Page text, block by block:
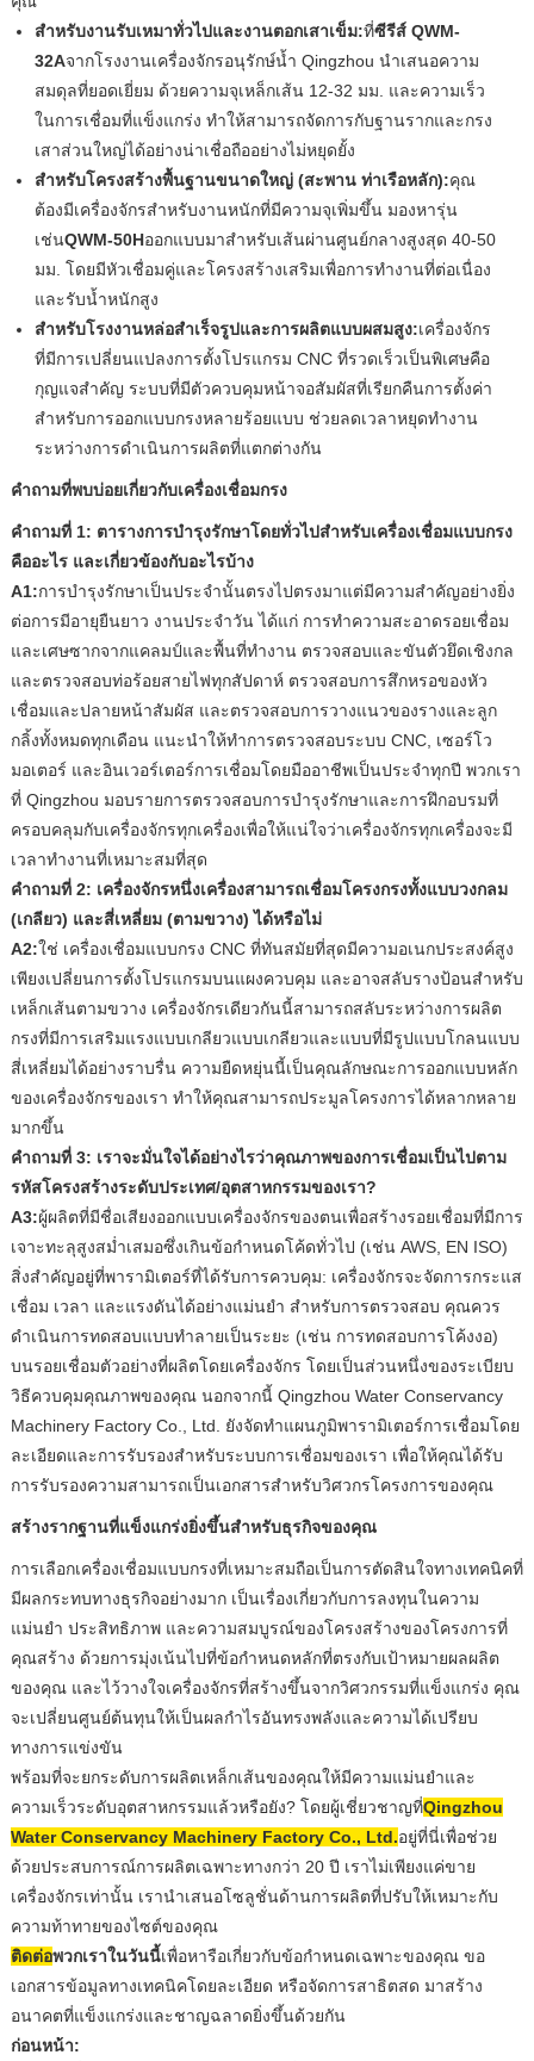
สำหรับงานรับเหมาทั่วไปและงานตอกเสาเข็ม:ที่ซีรีส์ QWM-
32Aจากโรงงานเครื่องจักรอนุรักษ์น้ำ Qingzhou นำเสนอความ
สมดุลที่ยอดเยี่ยม ด้วยความจุเหล็กเส้น 12-32 มม. และความเร็ว
ในการเชื่อมที่แข็งแกร่ง ทำให้สามารถจัดการกับฐานรากและกรง
เสาส่วนใหญ่ได้อย่างน่าเชื่อถืออย่างไม่หยุดยั้ง
สำหรับโครงสร้างพื้นฐานขนาดใหญ่ (สะพาน ท่าเรือหลัก):คุณ
ต้องมีเครื่องจักรสำหรับงานหนักที่มีความจุเพิ่มขึ้น มองหารุ่น
เช่นQWM-50Hออกแบบมาสำหรับเส้นผ่านศูนย์กลางสูงสุด 40-50
มม. โดยมีหัวเชื่อมคู่และโครงสร้างเสริมเพื่อการทำงานที่ต่อเนื่อง
และรับน้ำหนักสูง
สำหรับโรงงานหล่อสำเร็จรูปและการผลิตแบบผสมสูง:เครื่องจักร
ที่มีการเปลี่ยนแปลงการตั้งโปรแกรม CNC ที่รวดเร็วเป็นพิเศษคือ
กุญแจสำคัญ ระบบที่มีตัวควบคุมหน้าจอสัมผัสที่เรียกคืนการตั้งค่า
สำหรับการออกแบบกรงหลายร้อยแบบ ช่วยลดเวลาหยุดทำงาน
ระหว่างการดำเนินการผลิตที่แตกต่างกัน
คำถามที่พบบ่อยเกี่ยวกับเครื่องเชื่อมกรง
คำถามที่ 1: ตารางการบำรุงรักษาโดยทั่วไปสำหรับเครื่องเชื่อมแบบกรง
คืออะไร และเกี่ยวข้องกับอะไรบ้าง
A1:การบำรุงรักษาเป็นประจำนั้นตรงไปตรงมาแต่มีความสำคัญอย่างยิ่ง
ต่อการมีอายุยืนยาว งานประจำวัน ได้แก่ การทำความสะอาดรอยเชื่อม
และเศษซากจากแคลมป์และพื้นที่ทำงาน ตรวจสอบและขันตัวยึดเชิงกล
และตรวจสอบท่อร้อยสายไฟทุกสัปดาห์ ตรวจสอบการสึกหรอของหัว
เชื่อมและปลายหน้าสัมผัส และตรวจสอบการวางแนวของรางและลูก
กลิ้งทั้งหมดทุกเดือน แนะนำให้ทำการตรวจสอบระบบ CNC, เซอร์โว
มอเตอร์ และอินเวอร์เตอร์การเชื่อมโดยมืออาชีพเป็นประจำทุกปี พวกเรา
ที่ Qingzhou มอบรายการตรวจสอบการบำรุงรักษาและการฝึกอบรมที่
ครอบคลุมกับเครื่องจักรทุกเครื่องเพื่อให้แน่ใจว่าเครื่องจักรทุกเครื่องจะมี
เวลาทำงานที่เหมาะสมที่สุด
คำถามที่ 2: เครื่องจักรหนึ่งเครื่องสามารถเชื่อมโครงกรงทั้งแบบวงกลม
(เกลียว) และสี่เหลี่ยม (ตามขวาง) ได้หรือไม่
A2:ใช่ เครื่องเชื่อมแบบกรง CNC ที่ทันสมัยที่สุดมีความอเนกประสงค์สูง
เพียงเปลี่ยนการตั้งโปรแกรมบนแผงควบคุม และอาจสลับรางป้อนสำหรับ
เหล็กเส้นตามขวาง เครื่องจักรเดียวกันนี้สามารถสลับระหว่างการผลิต
กรงที่มีการเสริมแรงแบบเกลียวแบบเกลียวและแบบที่มีรูปแบบโกลนแบบ
สี่เหลี่ยมได้อย่างราบรื่น ความยืดหยุ่นนี้เป็นคุณลักษณะการออกแบบหลัก
ของเครื่องจักรของเรา ทำให้คุณสามารถประมูลโครงการได้หลากหลาย
มากขึ้น
คำถามที่ 3: เราจะมั่นใจได้อย่างไรว่าคุณภาพของการเชื่อมเป็นไปตาม
รหัสโครงสร้างระดับประเทศ/อุตสาหกรรมของเรา?
A3:ผู้ผลิตที่มีชื่อเสียงออกแบบเครื่องจักรของตนเพื่อสร้างรอยเชื่อมที่มีการ
เจาะทะลุสูงสม่ำเสมอซึ่งเกินข้อกำหนดโค้ดทั่วไป (เช่น AWS, EN ISO)
สิ่งสำคัญอยู่ที่พารามิเตอร์ที่ได้รับการควบคุม: เครื่องจักรจะจัดการกระแส
เชื่อม เวลา และแรงดันได้อย่างแม่นยำ สำหรับการตรวจสอบ คุณควร
ดำเนินการทดสอบแบบทำลายเป็นระยะ (เช่น การทดสอบการโค้งงอ)
บนรอยเชื่อมตัวอย่างที่ผลิตโดยเครื่องจักร โดยเป็นส่วนหนึ่งของระเบียบ
วิธีควบคุมคุณภาพของคุณ นอกจากนี้ Qingzhou Water Conservancy
Machinery Factory Co., Ltd. ยังจัดทำแผนภูมิพารามิเตอร์การเชื่อมโดย
ละเอียดและการรับรองสำหรับระบบการเชื่อมของเรา เพื่อให้คุณได้รับ
การรับรองความสามารถเป็นเอกสารสำหรับวิศวกรโครงการของคุณ
สร้างรากฐานที่แข็งแกร่งยิ่งขึ้นสำหรับธุรกิจของคุณ
การเลือกเครื่องเชื่อมแบบกรงที่เหมาะสมถือเป็นการตัดสินใจทางเทคนิคที่
มีผลกระทบทางธุรกิจอย่างมาก เป็นเรื่องเกี่ยวกับการลงทุนในความ
แม่นยำ ประสิทธิภาพ และความสมบูรณ์ของโครงสร้างของโครงการที่
คุณสร้าง ด้วยการมุ่งเน้นไปที่ข้อกำหนดหลักที่ตรงกับเป้าหมายผลผลิต
ของคุณ และไว้วางใจเครื่องจักรที่สร้างขึ้นจากวิศวกรรมที่แข็งแกร่ง คุณ
จะเปลี่ยนศูนย์ต้นทุนให้เป็นผลกำไรอันทรงพลังและความได้เปรียบ
ทางการแข่งขัน
พร้อมที่จะยกระดับการผลิตเหล็กเส้นของคุณให้มีความแม่นยำและ
ความเร็วระดับอุตสาหกรรมแล้วหรือยัง? โดยผู้เชี่ยวชาญที่Qingzhou
Water Conservancy Machinery Factory Co., Ltd.อยู่ที่นี่เพื่อช่วย
ด้วยประสบการณ์การผลิตเฉพาะทางกว่า 20 ปี เราไม่เพียงแค่ขาย
เครื่องจักรเท่านั้น เรานำเสนอโซลูชั่นด้านการผลิตที่ปรับให้เหมาะกับ
ความท้าทายของไซต์ของคุณ
ติดต่อพวกเราในวันนี้เพื่อหารือเกี่ยวกับข้อกำหนดเฉพาะของคุณ ขอ
เอกสารข้อมูลทางเทคนิคโดยละเอียด หรือจัดการสาธิตสด มาสร้าง
อนาคตที่แข็งแกร่งและชาญฉลาดยิ่งขึ้นด้วยกัน
ก่อนหน้า: